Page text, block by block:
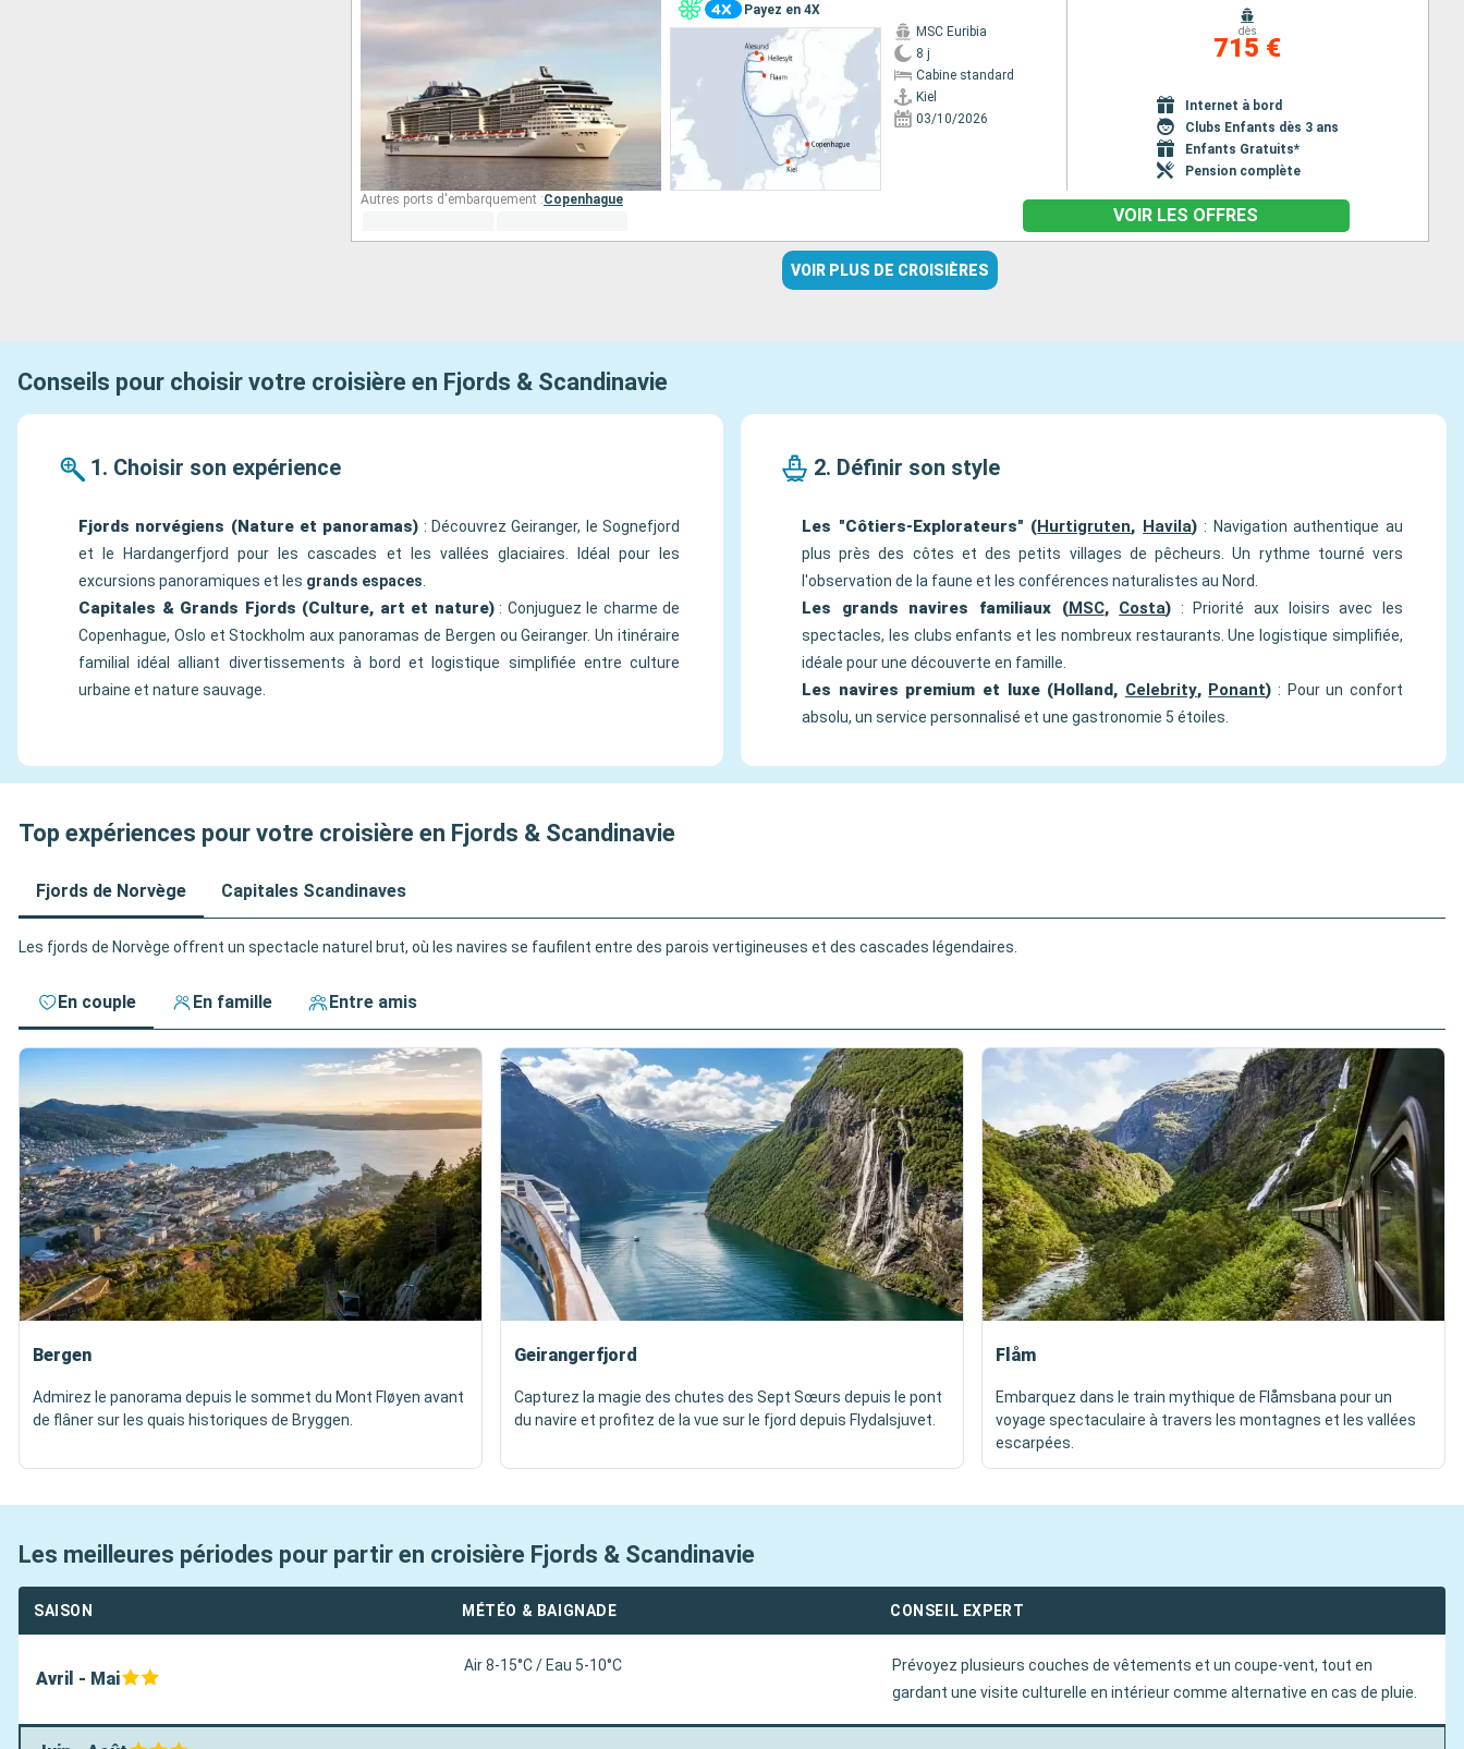
Payez en 4X
MSC Euribia
8 j
Cabine standard
Kiel
03/10/2026
dès
715 €
Internet à bord
Clubs Enfants dès 3 ans
Enfants Gratuits*
Pension complète
Autres ports d'embarquement :Copenhague
VOIR LES OFFRES
VOIR PLUS DE CROISIÈRES
Conseils pour choisir votre croisière en Fjords & Scandinavie
1. Choisir son expérience
Fjords norvégiens (Nature et panoramas) : Découvrez Geiranger, le Sognefjord
et le Hardangerfjord pour les cascades et les vallées glaciaires. Idéal pour les
excursions panoramiques et les grands espaces
Capitales & Grands Fjords (Culture, art et nature): Conjuguez le charme de
Copenhague, Oslo et Stockholm aux panoramas de Bergen ou Geiranger. Un itinéraire
familial idéal alliant divertissements à bord et logistique simplifiée entre culture
urbaine et nature sauvage.
2. Définir son style
Les "Côtiers-Explorateurs" (Hurtigruten, Havila) : Navigation authentique au
plus près des côtes et des petits villages de pêcheurs. Un rythme tourné vers
l'observation de la faune et les conférences naturalistes au Nord.
Les grands navires familiaux (MSC, Costa) : Priorité aux loisirs avec les
spectacles, les clubs enfants et les nombreux restaurants. Une logistique simplifiée,
idéale pour une découverte en famille.
Les navires premium et luxe (Holland, Celebrity, Ponant) : Pour un confort
absolu, un service personnalisé et une gastronomie 5 étoiles.
Top expériences pour votre croisière en Fjords & Scandinavie
Fjords de Norvège Capitales Scandinaves
Les fjords de Norvège offrent un spectacle naturel brut, où les navires se faufilent entre des parois vertigineuses et des cascades légendaires.
En couple En famille Entre amis
Bergen
Admirez le panorama depuis le sommet du Mont Fløyen avant
de flâner sur les quais historiques de Bryggen.
Geirangerfjord
Capturez la magie des chutes des Sept Sœurs depuis le pont
du navire et profitez de la vue sur le fjord depuis Flydalsjuvet.
Flåm
Embarquez dans le train mythique de Flåmsbana pour un
voyage spectaculaire à travers les montagnes et les vallées
escarpées.
Les meilleures périodes pour partir en croisière Fjords & Scandinavie
SAISON MÉTÉO & BAIGNADE CONSEIL EXPERT
Avril - Mai
Air 8-15°C / Eau 5-10°C
Prévoyez plusieurs couches de vêtements et un coupe-vent, tout en
gardant une visite culturelle en intérieur comme alternative en cas de pluie.